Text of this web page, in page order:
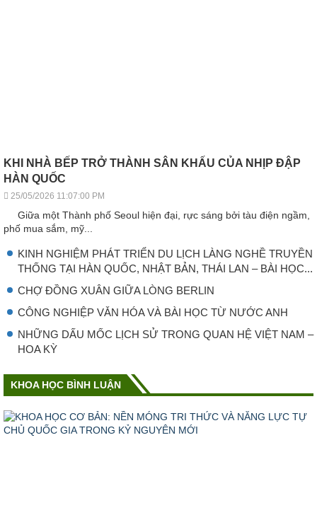
KHI NHÀ BẾP TRỞ THÀNH SÂN KHẤU CỦA NHỊP ĐẬP
HÀN QUỐC
25/05/2026 11:07:00 PM
Giữa một Thành phố Seoul hiện đại, rực sáng bởi tàu điện ngầm,
phố mua sắm, mỹ...
KINH NGHIỆM PHÁT TRIỂN DU LỊCH LÀNG NGHỀ TRUYỀN
THỐNG TẠI HÀN QUỐC, NHẬT BẢN, THÁI LAN – BÀI HỌC...
CHỢ ĐỒNG XUÂN GIỮA LÒNG BERLIN
CÔNG NGHIỆP VǍN HÓA VÀ BÀI HỌC TỪ NƯỚC ANH
NHỮNG DẤU MỐC LỊCH SỬ TRONG QUAN HỆ VIỆT NAM –
HOA KỲ
KHOA HỌC BÌNH LUẬN